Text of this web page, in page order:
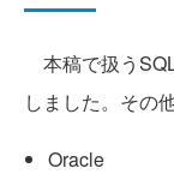
本稿で扱う
しました。その
Oracle